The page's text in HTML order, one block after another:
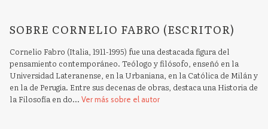
SOBRE CORNELIO FABRO (ESCRITOR)
Cornelio Fabro (Italia, 1911-1995) fue una destacada figura del
pensamiento contemporáneo. Teólogo y filósofo, enseñó en la
Universidad Lateranense, en la Urbaniana, en la Católica de Milán y
en la de Perugia. Entre sus decenas de obras, destaca una Historia de
la Filosofía en do... Ver más sobre el autor